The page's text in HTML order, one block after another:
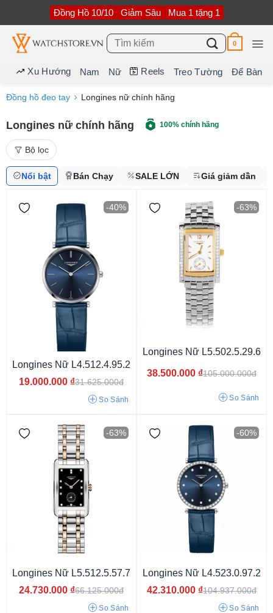
nội
dung
Đồng Hồ 10/10 Giảm Sâu Mua 1 tặng 1
Tìm
kiếm:
0
Xu Hướng Nam Nữ Reels Treo Tường Để Bàn
Đồng hồ đeo tay Longines nữ chính hãng
Longines nữ chính hãng 100% chính hãng
Bộ lọc
Từ 15 - 30 triệu
Từ 50 - 80 triệu
Trung Quốc
Nổi bật Bán Chạy SALE LỚN Giá giảm dần
-40%
Longines Nữ L4.512.4.95.2
19.000.000 ₫31.625.000đ
So Sánh
-63%
Longines Nữ L5.502.5.29.6
38.500.000 ₫105.000.000đ
So Sánh
-63%
Longines Nữ L5.512.5.57.7
24.730.000 ₫66.125.000đ
So Sánh
-60%
Longines Nữ L4.523.0.97.2
42.310.000 ₫104.937.000đ
So Sánh